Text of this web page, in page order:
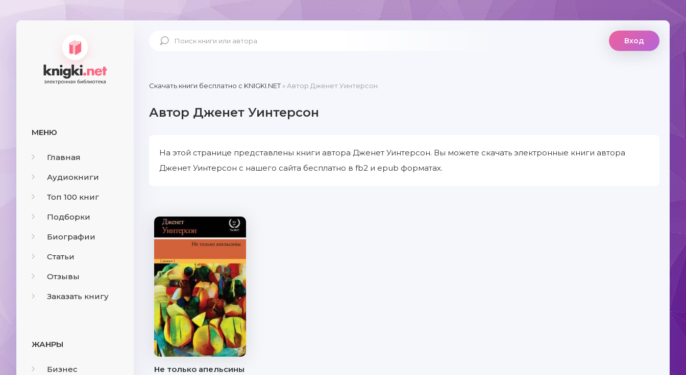
МЕНЮ
Главная
Аудиокниги
Топ 100 книг
Подборки
Биографии
Статьи
Отзывы
Заказать книгу
ЖАНРЫ
Бизнес
Вход
Скачать книги бесплатно c KNIGKI.NET» Автор Дженет Уинтерсон
Автор Дженет Уинтерсон
На этой странице представлены книги автора Дженет Уинтерсон. Вы можете скачать электронные книги автора
Дженет Уинтерсон с нашего сайта бесплатно в fb2 и epub форматах.
Не только апельсины